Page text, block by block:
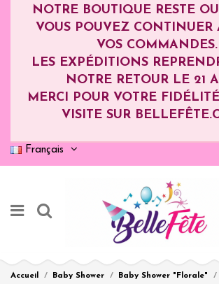
NOTRE BOUTIQUE RESTE
VOUS POUVEZ CONTINUER
VOS COMMANDES.
LES EXPÉDITIONS
NOTRE RETOUR LE 21
MERCI POUR VOTRE
VISITE SUR
Français
Accueil Baby Shower Baby Shower "Florale"